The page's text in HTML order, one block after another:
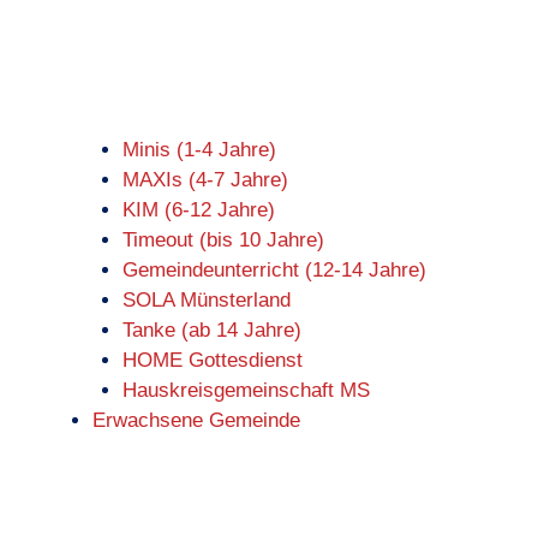
Minis (1-4 Jahre)
MAXIs (4-7 Jahre)
KIM (6-12 Jahre)
Timeout (bis 10 Jahre)
Gemeindeunterricht (12-14 Jahre)
SOLA Münsterland
Tanke (ab 14 Jahre)
HOME Gottesdienst
Hauskreisgemeinschaft MS
Erwachsene Gemeinde